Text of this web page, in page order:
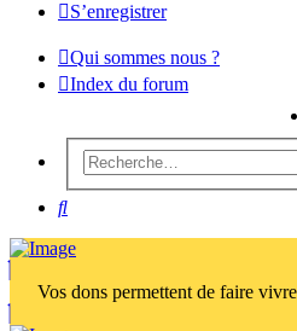
S’enregistrer
Qui sommes nous ?
Index du forum
Rechercher
Vos dons permettent de faire